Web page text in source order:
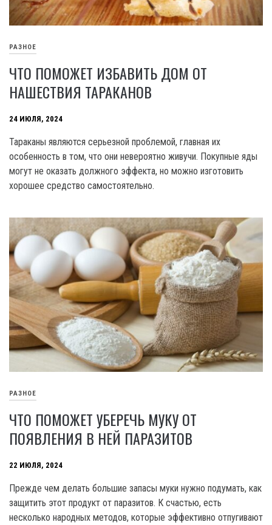
РАЗНОЕ
ЧТО ПОМОЖЕТ ИЗБАВИТЬ ДОМ ОТ
НАШЕСТВИЯ ТАРАКАНОВ
24 ИЮЛЯ, 2024
Тараканы являются серьезной проблемой, главная их
особенность в том, что они невероятно живучи. Покупные яды
могут не оказать должного эффекта, но можно изготовить
хорошее средство самостоятельно.
РАЗНОЕ
ЧТО ПОМОЖЕТ УБЕРЕЧЬ МУКУ ОТ
ПОЯВЛЕНИЯ В НЕЙ ПАРАЗИТОВ
22 ИЮЛЯ, 2024
Прежде чем делать большие запасы муки нужно подумать, как
защитить этот продукт от паразитов. К счастью, есть
несколько народных методов, которые эффективно отпугивают